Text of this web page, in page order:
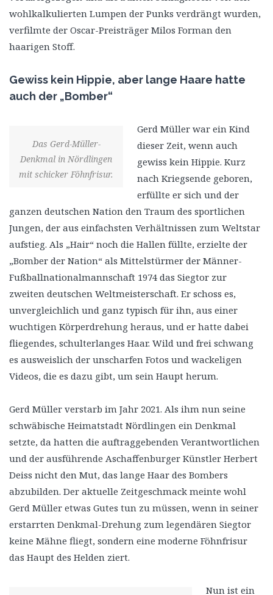
wohlkalkulierten Lumpen der Punks verdrängt wurden,
verfilmte der Oscar-Preisträger Milos Forman den
haarigen Stoff.
Gewiss kein Hippie, aber lange Haare hatte
auch der „Bomber“
Das Gerd-Müller-
Denkmal in Nördlingen
mit schicker Föhnfrisur.
Gerd Müller war ein Kind
dieser Zeit, wenn auch
gewiss kein Hippie. Kurz
nach Kriegsende geboren,
erfüllte er sich und der
ganzen deutschen Nation den Traum des sportlichen
Jungen, der aus einfachsten Verhältnissen zum Weltstar
aufstieg. Als „Hair“ noch die Hallen füllte, erzielte der
„Bomber der Nation“ als Mittelstürmer der Männer-
Fußballnationalmannschaft 1974 das Siegtor zur
zweiten deutschen Weltmeisterschaft. Er schoss es,
unvergleichlich und ganz typisch für ihn, aus einer
wuchtigen Körperdrehung heraus, und er hatte dabei
fliegendes, schulterlanges Haar. Wild und frei schwang
es ausweislich der unscharfen Fotos und wackeligen
Videos, die es dazu gibt, um sein Haupt herum.
Gerd Müller verstarb im Jahr 2021. Als ihm nun seine
schwäbische Heimatstadt Nördlingen ein Denkmal
setzte, da hatten die auftraggebenden Verantwortlichen
und der ausführende Aschaffenburger Künstler Herbert
Deiss nicht den Mut, das lange Haar des Bombers
abzubilden. Der aktuelle Zeitgeschmack meinte wohl
Gerd Müller etwas Gutes tun zu müssen, wenn in seiner
erstarrten Denkmal-Drehung zum legendären Siegtor
keine Mähne fliegt, sondern eine moderne Föhnfrisur
das Haupt des Helden ziert.
Nun ist ein